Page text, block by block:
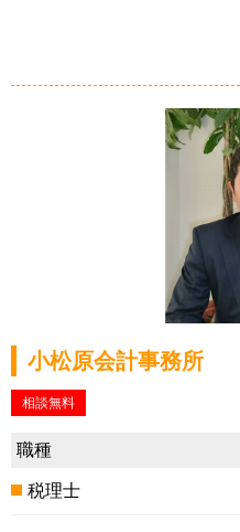
小松原会計事務所
相談無料
職種
税理士